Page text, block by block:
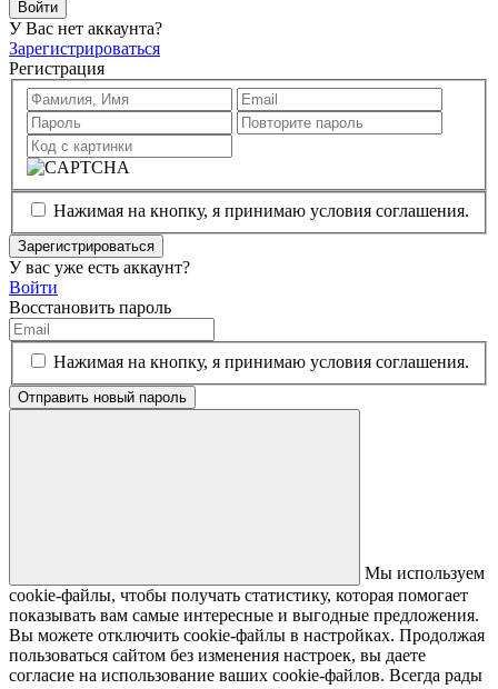
Войти
У Вас нет аккаунта?
Зарегистрироваться
Регистрация
Нажимая на кнопку, я принимаю условия соглашения.
Зарегистрироваться
У вас уже есть аккаунт?
Войти
Восстановить пароль
Нажимая на кнопку, я принимаю условия соглашения.
Отправить новый пароль
Мы используем
cookie-файлы, чтобы получать статистику, которая помогает
показывать вам самые интересные и выгодные предложения.
Вы можете отключить cookie-файлы в настройках. Продолжая
пользоваться сайтом без изменения настроек, вы даете
согласие на использование ваших cookie-файлов. Всегда рады